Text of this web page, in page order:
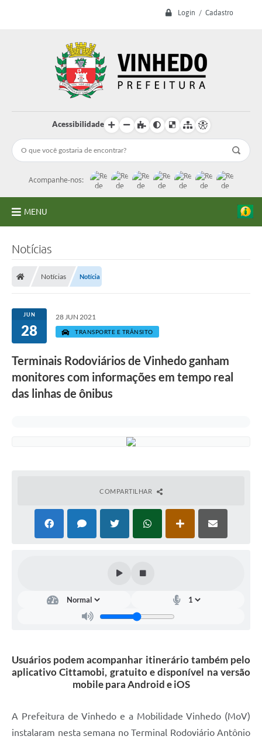
Login / Cadastro
Acessibilidade
Acompanhe-nos:
MENU
Licitações
Transparência
Concursos e Processos Seletivos
Defesa Civil
Listagem dos CEPs de Vinhedo
Acesso à Informação
Associação dos Servidores Públicos Municipais de
Notícias
Notícias Notícia
JUN
28
28 JUN 2021
TRANSPORTE E TRÂNSITO
Terminais Rodoviários de Vinhedo ganham
monitores com informações em tempo real
das linhas de ônibus
COMPARTILHAR
Usuários podem acompanhar itinerário também pelo
aplicativo Cittamobi, gratuito e disponível na versão
mobile para Android e iOS
A Prefeitura de Vinhedo e a Mobilidade Vinhedo (MoV)
instalaram nesta semana no Terminal Rodoviário Antônio